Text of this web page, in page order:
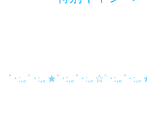
ﾟ･:,｡ﾟ･:,｡★ﾟ･:,｡ﾟ･:,｡☆ﾟ･:,｡ﾟ･:,